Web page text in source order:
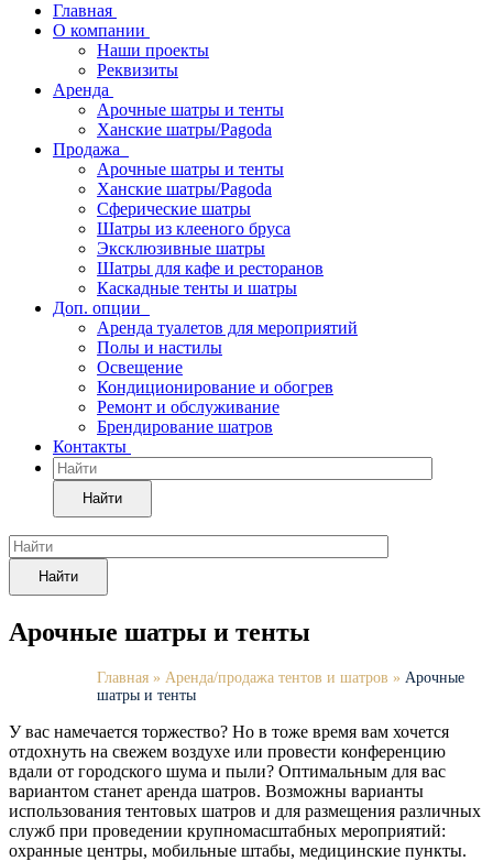
Главная
О компании
Наши проекты
Реквизиты
Аренда
Арочные шатры и тенты
Ханские шатры/Pagoda
Продажа
Арочные шатры и тенты
Ханские шатры/Pagoda
Сферические шатры
Шатры из клееного бруса
Эксклюзивные шатры
Шатры для кафе и ресторанов
Каскадные тенты и шатры
Доп. опции
Аренда туалетов для мероприятий
Полы и настилы
Освещение
Кондиционирование и обогрев
Ремонт и обслуживание
Брендирование шатров
Контакты
Найти
Найти
Арочные шатры и тенты
Главная » Аренда/продажа тентов и шатров » Арочные
шатры и тенты
У вас намечается торжество? Но в тоже время вам хочется
отдохнуть на свежем воздухе или провести конференцию
вдали от городского шума и пыли? Оптимальным для вас
вариантом станет аренда шатров. Возможны варианты
использования тентовых шатров и для размещения различных
служб при проведении крупномасштабных мероприятий:
охранные центры, мобильные штабы, медицинские пункты.